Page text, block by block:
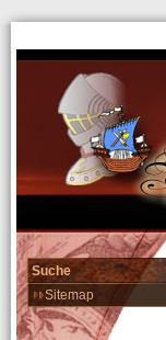
Suche
Sitemap